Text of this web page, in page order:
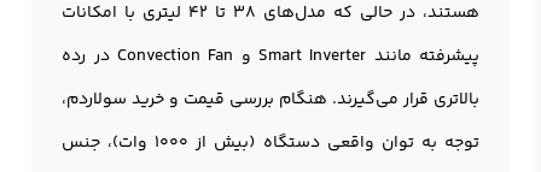
هستند، در حالی که مدل‌های 38 تا 42 لیتری با امکانات
پیشرفته مانند Smart Inverter و Convection Fan در رده
بالاتری قرار می‌گیرند. هنگام بررسی قیمت و خرید سولاردم،
توجه به توان واقعی دستگاه (بیش از 1000 وات)، جنس